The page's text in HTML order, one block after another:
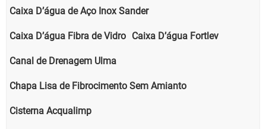
Caixa D’água de Aço Inox Sander
Caixa D’água Fibra de Vidro Caixa D’água Fortlev
Canal de Drenagem Ulma
Chapa Lisa de Fibrocimento Sem Amianto
Cisterna Acqualimp